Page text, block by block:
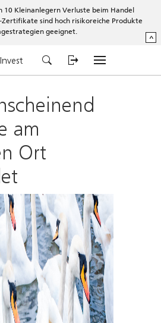
10 Kleinanlegern Verluste beim Handel
sind hoch risikoreiche Produkte
geeignet.
^
am
Ort